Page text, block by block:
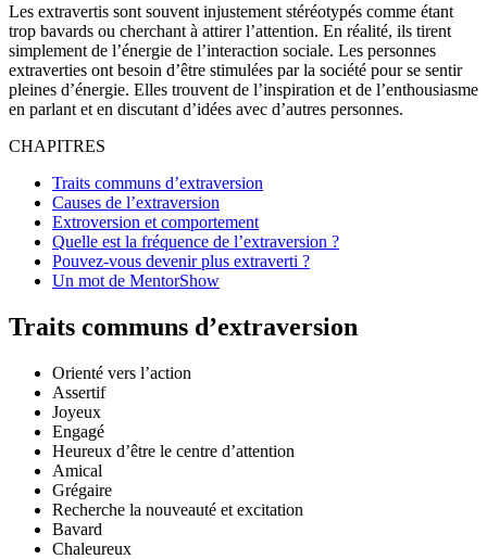
Les extravertis sont souvent injustement stéréotypés comme étant
trop bavards ou cherchant à attirer l’attention. En réalité, ils tirent
simplement de l’énergie de l’interaction sociale. Les personnes
extraverties ont besoin d’être stimulées par la société pour se sentir
pleines d’énergie. Elles trouvent de l’inspiration et de l’enthousiasme
en parlant et en discutant d’idées avec d’autres personnes.
CHAPITRES
Traits communs d’extraversion
Causes de l’extraversion
Extroversion et comportement
Quelle est la fréquence de l’extraversion ?
Pouvez-vous devenir plus extraverti ?
Un mot de MentorShow
Traits communs d’extraversion
Orienté vers l’action
Assertif
Joyeux
Engagé
Heureux d’être le centre d’attention
Amical
Grégaire
Recherche la nouveauté et excitation
Bavard
Chaleureux